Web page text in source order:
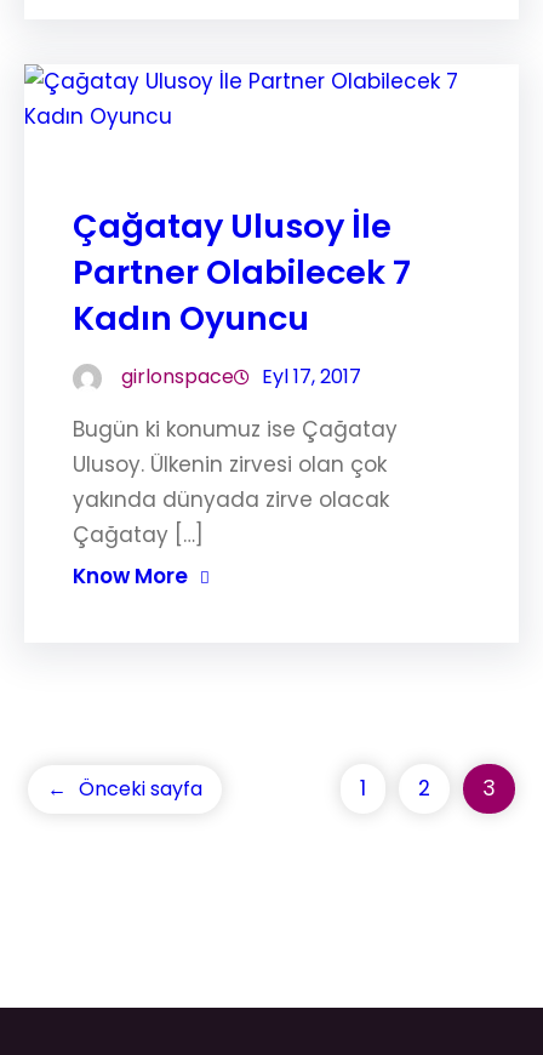
Çağatay Ulusoy İle
Partner Olabilecek 7
Kadın Oyuncu
girlonspace Eyl 17, 2017
Bugün ki konumuz ise Çağatay
Ulusoy. Ülkenin zirvesi olan çok
yakında dünyada zirve olacak
Çağatay […]
Know More
← Önceki sayfa 1 2 3